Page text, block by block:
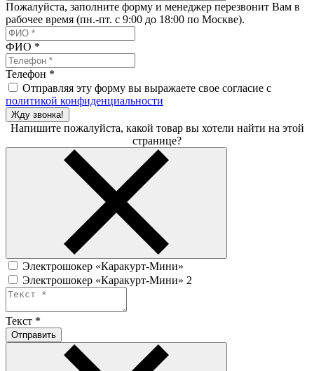
Пожалуйста, заполните форму и менеджер перезвонит Вам в
рабочее время (пн.-пт. с 9:00 до 18:00 по Москве).
ФИО *
Телефон *
Отправляя эту форму вы выражаете свое согласие с
политикой конфиденциальности
Жду звонка!
Напишите пожалуйста, какой товар вы хотели найти на этой
странице?
Электрошокер «Каракурт-Мини»
Электрошокер «Каракурт-Мини» 2
Текст *
Отправить